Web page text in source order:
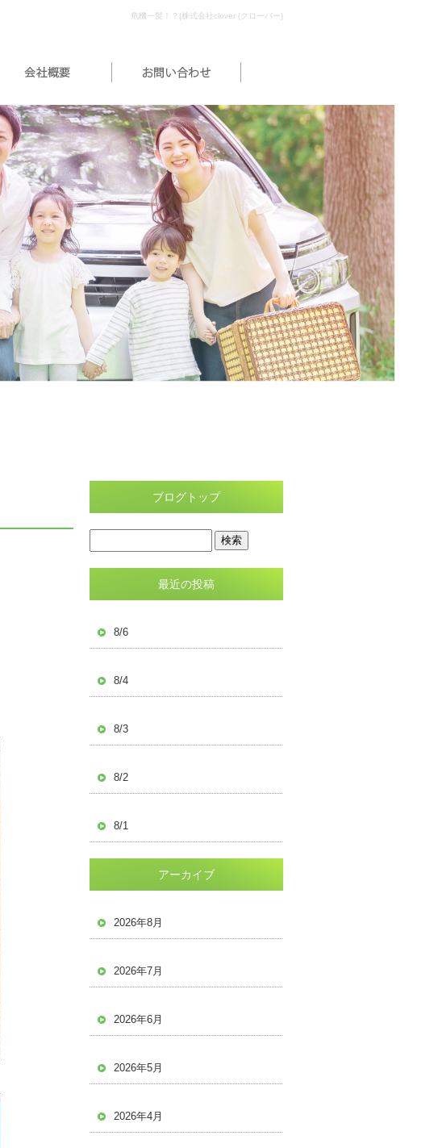
危機一髪！？|株式会社clover (クローバー)
ブログトップ
最近の投稿
8/6
8/4
8/3
8/2
8/1
アーカイブ
2026年8月
2026年7月
2026年6月
2026年5月
2026年4月